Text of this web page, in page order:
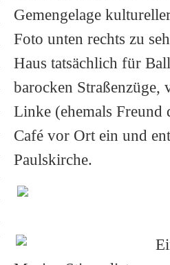
Gemengelage
Foto unten rechts zu
Haus tatsächlich für
barocken Straßenzüge,
Linke (ehemals
Café vor Ort ein und
Paulskirche.